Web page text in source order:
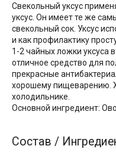
Свекольный уксус
уксус. Он имеет те же
свекольный сок. Уксус
и как профилактику
1-2 чайных ложки уксуса
отличное средство для
прекрасные
хорошему пищеварению.
холодильнике.
Основной ингредиент:
Состав /